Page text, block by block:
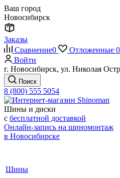
Ваш город
Новосибирск
Заказы
Сравнение0 Отложенные 0
Войти
г. Новосибирск, ул. Николая
Поиск
8 (800) 555 5054
Шины и диски
с бесплатной доставкой
Онлайн-запись на шиномонтаж
в Новосибирске
Шины